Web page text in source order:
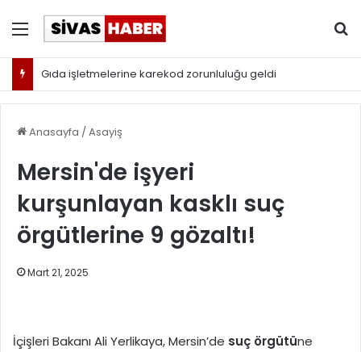
Menü
Gıda işletmelerine karekod zorunluluğu geldi
Anasayfa / Asayiş
Mersin'de işyeri
kurşunlayan kasklı suç
örgütlerine 9 gözaltı!
Mart 21, 2025
İçişleri Bakanı Ali Yerlikaya, Mersin’de suç örgütüne